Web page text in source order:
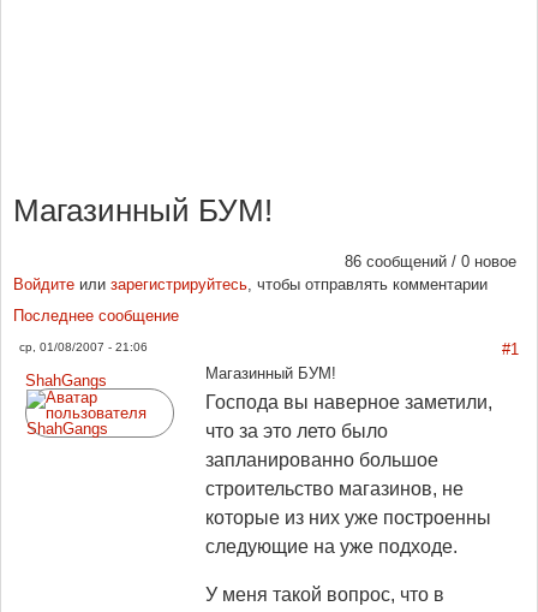
Магазинный БУМ!
86 сообщений / 0 новое
Войдите или зарегистрируйтесь, чтобы отправлять комментарии
Последнее сообщение
ср, 01/08/2007 - 21:06
#1
ShahGangs
Магазинный БУМ!
Господа вы наверное заметили,
что за это лето было
запланированно большое
строительство магазинов, не
которые из них уже построенны
следующие на уже подходе.
У меня такой вопрос, что в